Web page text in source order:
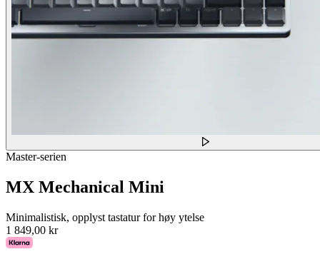
Master-serien
MX Mechanical Mini
Minimalistisk, opplyst tastatur for høy ytelse
1 849,00 kr